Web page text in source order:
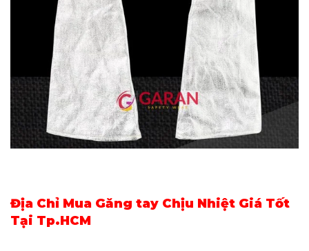
Địa Chỉ Mua Găng tay Chịu Nhiệt Giá Tốt
Tại Tp.HCM